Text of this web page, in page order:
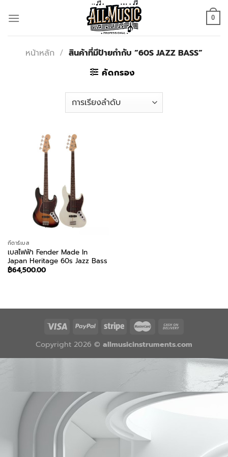
0
หน้าหลัก / สินค้าที่มีป้ายกำกับ “60S JAZZ BASS”
คัดกรอง
กีตาร์เบส
เบสไฟฟ้า Fender Made In
Japan Heritage 60s Jazz Bass
฿64,500.00
Copyright 2026 © allmusicinstruments.com